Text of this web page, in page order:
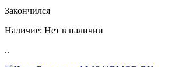
Закончился
Наличие: Нет в наличии
..